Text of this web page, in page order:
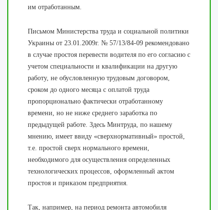
им отработанным.
Письмом Министерства труда и социальной политики
Украины от 23.01.2009г. № 57/13/84-09 рекомендовано
в случае простоя перевести водителя по его согласию с
учетом специальности и квалификации на другую
работу, не обусловленную трудовым договором,
сроком до одного месяца с оплатой труда
пропорционально фактически отработанному
времени, но не ниже среднего заработка по
предыдущей работе. Здесь Минтруда, по нашему
мнению, имеет ввиду «сверхнормативный» простой,
т.е. простой сверх нормального времени,
необходимого для осуществления определенных
технологических процессов, оформленный актом
простоя и приказом предприятия.
Так, например, на период ремонта автомобиля